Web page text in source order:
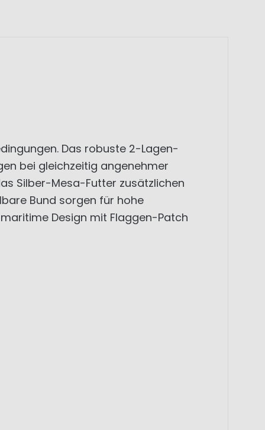
Das robuste 2-Lagen-
bei gleichzeitig angenehmer
Silber-Mesa-Futter zusätzlichen
Bund sorgen für hohe
Design mit Flaggen-Patch